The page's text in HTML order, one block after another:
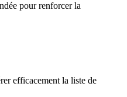
pour renforcer la
efficacement la liste de